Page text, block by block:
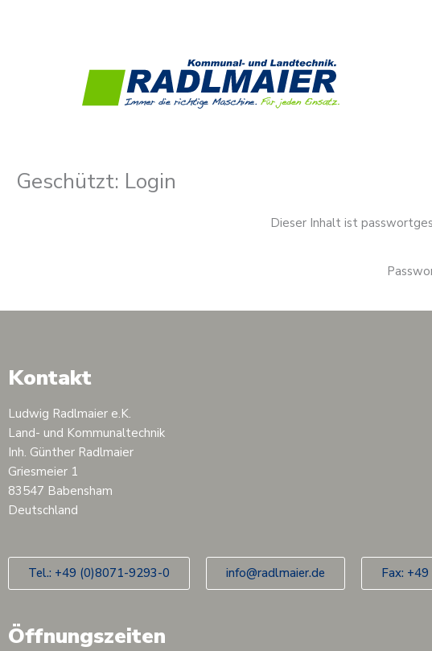
Geschützt: Login
Dieser Inhalt ist
Kontakt
Ludwig Radlmaier e.K.
Land- und Kommunaltechnik
Inh. Günther Radlmaier
Griesmeier 1
83547 Babensham
Deutschland
Tel.: +49 (0)8071-9293-0 info@radlmaier.de Fax:
Öffnungszeiten